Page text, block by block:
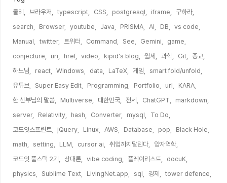
물리, 브라우저, typescript, CSS, postgresql, iframe,
구하라,
search,
Browser, youtube, Java, PRISMA, AI, DB,
vs code,
Manual,
twitter, 트위터, Command, See, Gemini,
game,
conjecture,
uri, href, video, kipid's blog, 월세, 과학, Git,
종교,
하느님,
react, Windows, data, LaTeX, 게임,
smart fold/unfold,
유튜브,
Super Easy Edit, Programming, Portfolio, url,
KARA,
한 신부님의 말씀,
Multiverse, 대한민국, 전세, ChatGPT,
markdown,
server,
Relativity, hash, Converter, mysql,
To Do,
코드잇스프린트,
jQuery, Linux, AWS, Database, pop,
Black Hole,
math,
setting, LLM, cursor ai, 취업까지달린다,
양자역학,
코드잇 풀스택 2기,
상대론, vibe coding, 플레이리스트,
docuK,
physics,
Sublime Text, LivingNet.app, sql, 경제,
tower defence,